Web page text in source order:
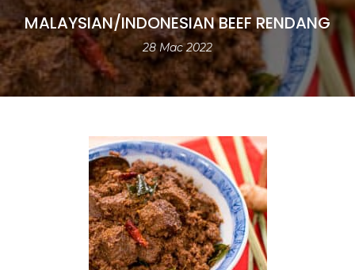
MALAYSIAN/INDONESIAN BEEF RENDANG
28 Mac 2022